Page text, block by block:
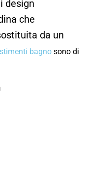
design
che
da un
bagno sono di